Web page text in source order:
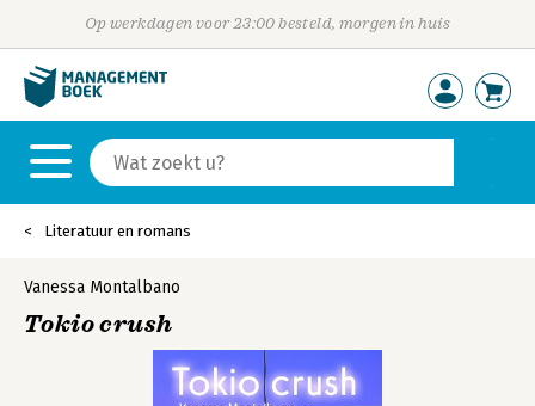
Op werkdagen voor 23:00 besteld, morgen in huis
Literatuur en romans
Vanessa Montalbano
Tokio crush